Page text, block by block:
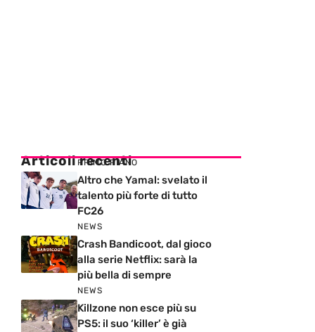
Articoli recenti
PRIMO PIANO
Altro che Yamal: svelato il
talento più forte di tutto
FC26
NEWS
Crash Bandicoot, dal gioco
alla serie Netflix: sarà la
più bella di sempre
NEWS
Killzone non esce più su
PS5: il suo ‘killer’ è già